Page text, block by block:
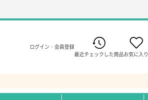
ログイン・会員登録
最近チェックした商品お気に入り